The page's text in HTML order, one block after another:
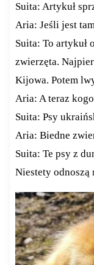
Suita: Artykuł
Aria: Jeśli jest
Suita: To artykuł
zwierzęta.
Kijowa. Potem
Aria: A teraz
Suita: Psy
Aria: Biedne
Suita: Te psy z
Niestety odnoszą